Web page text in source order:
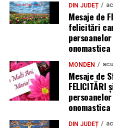
DIN JUDEȚ
Mesaje de
felicitări
MONDEN
Mesaje de
DIN JUDEȚ